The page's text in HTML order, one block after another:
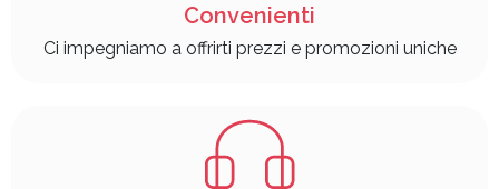
Convenienti
Ci impegniamo a offrirti prezzi e promozioni uniche